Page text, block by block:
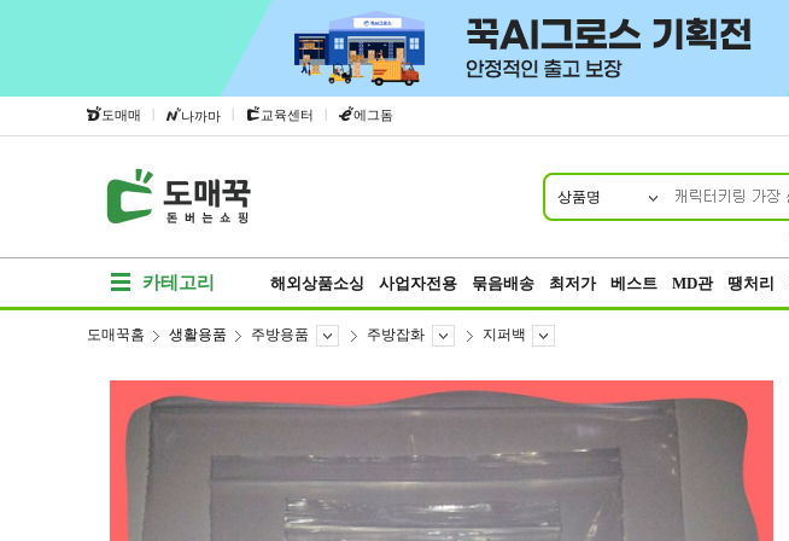
도매매 | 나까마 | 교육센터 | 에그돔
상품명
카테고리 해외상품소싱 사업자전용 묶음배송 최저가 베스트 MD관 땡처리
도매꾹홈 생활용품 주방용품 주방잡화 지퍼백